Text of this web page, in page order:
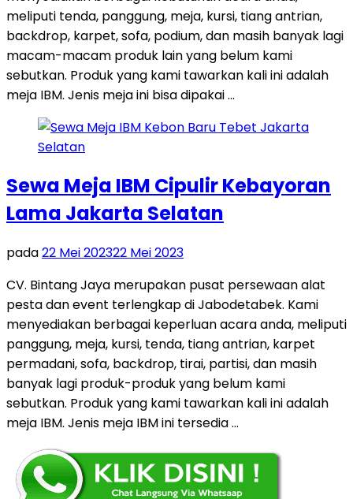
meliputi tenda, panggung, meja, kursi, tiang antrian,
backdrop, karpet, sofa, podium, dan masih banyak lagi
macam-macam produk lain yang belum kami
sebutkan. Produk yang kami tawarkan kali ini adalah
meja IBM. Jenis meja ini bisa dipakai …
Sewa Meja IBM Cipulir Kebayoran
Lama Jakarta Selatan
pada22 Mei 202322 Mei 2023
CV. Bintang Jaya merupakan pusat persewaan alat
pesta dan event terlengkap di Jabodetabek. Kami
menyediakan berbagai keperluan acara anda, meliputi
panggung, meja, kursi, tenda, tiang antrian, karpet
permadani, sofa, backdrop, tirai, partisi, dan masih
banyak lagi produk-produk yang belum kami
sebutkan. Produk yang kami tawarkan kali ini adalah
meja IBM. Jenis meja IBM ini tersedia …